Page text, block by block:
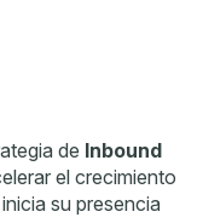
de Inbound
el crecimiento
su presencia